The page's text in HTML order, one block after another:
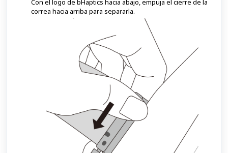
Con el logo de bHaptics hacia abajo, empuja el cierre de la
correa hacia arriba para separarla.